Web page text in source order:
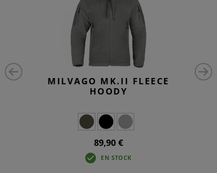
MILVAGO MK.II FLEECE
HOODY
89,90 €
EN STOCK